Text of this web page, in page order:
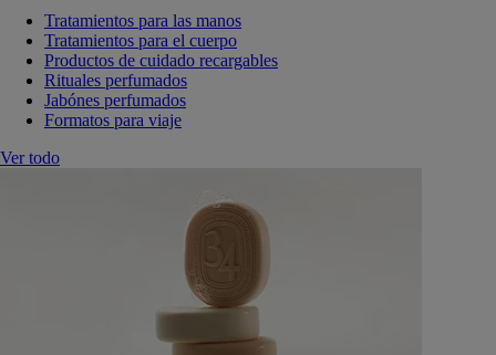
Tratamientos para las manos
Tratamientos para el cuerpo
Productos de cuidado recargables
Rituales perfumados
Jabónes perfumados
Formatos para viaje
Ver todo